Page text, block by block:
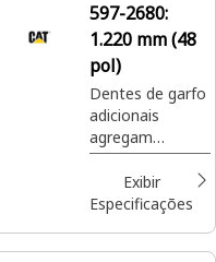
ensacados em
locais de
paisagismo e
cultivo de
plantas.
597-2680:
1.220 mm (48
pol)
Dentes de garfo
adicionais
agregam
versatilidade aos
porta-garfos
para paletes
ampla variedade
Exibir
Especificações